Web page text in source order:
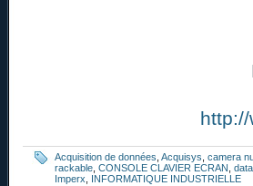
Acquisition de données Acquisys camera
rackable CONSOLE CLAVIER ECRAN
Imperx
INFORMATIQUE INDUSTRIELLE